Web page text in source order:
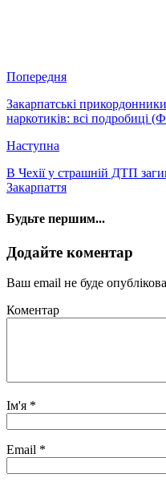
Попередня
Закарпатські
наркотиків: всі подробиці
Наступна
В Чехії у страшній ДТП
Закарпаття
Будьте першим...
Додайте коментар
Ваш email не буде
Коментар
Ім'я *
Email *